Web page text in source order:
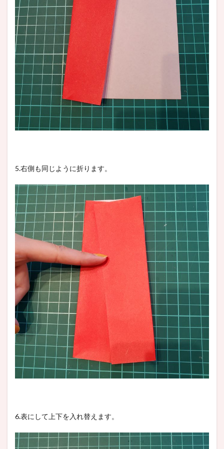
5.右側も同じように折ります。
6.表にして上下を入れ替えます。